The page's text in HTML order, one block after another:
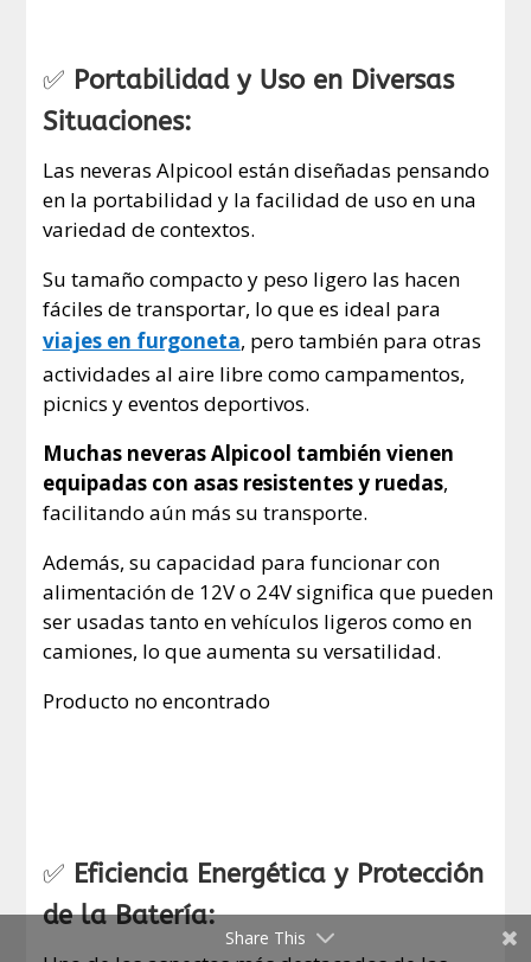
✅ Portabilidad y Uso en Diversas
Situaciones:
Las neveras Alpicool están diseñadas pensando
en la portabilidad y la facilidad de uso en una
variedad de contextos.
Su tamaño compacto y peso ligero las hacen
fáciles de transportar, lo que es ideal para
viajes en furgoneta, pero también para otras
actividades al aire libre como campamentos,
picnics y eventos deportivos.
Muchas neveras Alpicool también vienen
equipadas con asas resistentes y ruedas,
facilitando aún más su transporte.
Además, su capacidad para funcionar con
alimentación de 12V o 24V significa que pueden
ser usadas tanto en vehículos ligeros como en
camiones, lo que aumenta su versatilidad.
Producto no encontrado
✅ Eficiencia Energética y Protección
de la Batería:
Share This